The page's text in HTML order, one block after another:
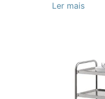
Ler mais